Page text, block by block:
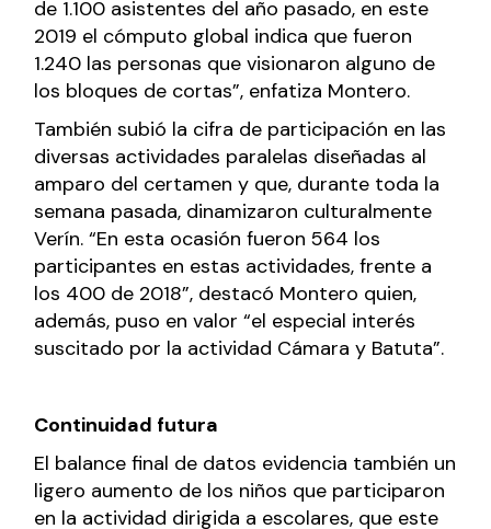
de 1.100 asistentes del año pasado, en este
2019 el cómputo global indica que fueron
1.240 las personas que visionaron alguno de
los bloques de cortas”, enfatiza Montero.
También subió la cifra de participación en las
diversas actividades paralelas diseñadas al
amparo del certamen y que, durante toda la
semana pasada, dinamizaron culturalmente
Verín. “En esta ocasión fueron 564 los
participantes en estas actividades, frente a
los 400 de 2018”, destacó Montero quien,
además, puso en valor “el especial interés
suscitado por la actividad Cámara y Batuta”.
Continuidad futura
El balance final de datos evidencia también un
ligero aumento de los niños que participaron
en la actividad dirigida a escolares, que este